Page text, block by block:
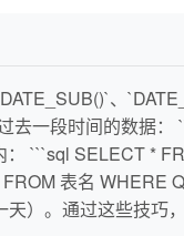
、
一段时间的数据
```sql SELECT *
表名 WHERE
）。通过这些技